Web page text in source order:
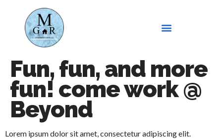
Fun, fun, and more
fun! come work @
Beyond
Lorem ipsum dolor sit amet, consectetur adipiscing elit.